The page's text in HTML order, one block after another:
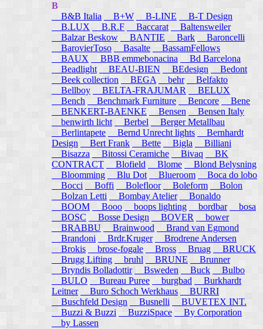
B
B&B Italia
B+W B-LINE
B-T Design
B.LUX
B.R.F Baccarat
Baltensweiler
Balzar Beskow
BANTIE Bark
Baroncelli
BarovierToso
Basalte
BassamFellows
BAUX
BBB emmebonacina
Bd Barcelona
Beadlight
BEAU-BIEN BEdesign
Bedont
Beek collection
BEGA behr
Belfakto
Bellboy
BELTA-FRAJUMAR
BELUX
Bench
Benchmark Furniture Bencore
Bene
BENKERT-BAENKE
Bensen
Bensen Italy
benwirth licht
Berbel
Berger Metallbau
Berlintapete
Bernd Unrecht lights
Bernhardt
Design
Bert Frank Bette Bigla
Billiani
Bisazza
Bitossi Ceramiche Bivaq
BK
CONTRACT
Blofield Blome Blond Belysning
Bloomming
Blu Dot Blueroom
Boca do lobo
Bocci
Boffi Bolefloor Boleform
Bolon
Bolzan Letti
Bombay Atelier
Bonaldo
BOOM
Booo boops lighting bordbar
bosa
BOSC
Bosse Design BOVER
bower
BRABBU
Brainwood
Brand van Egmond
Brandoni
Brdr.Kruger
Brodrene Andersen
Brokis
brose-fogale Bross Bruag
BRUCK
Brugg Lifting
bruhl BRUNE
Brunner
Bryndis Bolladottir
Bsweden Buck
Bulbo
BULO
Bureau Puree burgbad
Burkhardt
Leitner
Buro Schoch Werkhaus
BURRI
Buschfeld Design
Busnelli
BUVETEX INT.
Buzzi & Buzzi
BuzziSpace By Corporation
by Lassen